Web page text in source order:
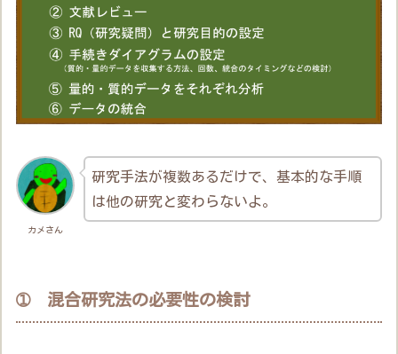
カメさん
研究手法が複数あるだけで、基本的な手順
は他の研究と変わらないよ。
➀ 混合研究法の必要性の検討